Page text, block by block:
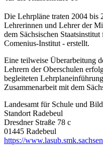
Die Lehrpläne traten 2004
Lehrerinnen und Lehrer der
dem Sächsischen
Comenius-Institut - erstellt.
Eine teilweise Überarbeitung
Lehrern der Oberschulen
begleiteten
Zusammenarbeit mit dem
Landesamt für Schule und
Standort Radebeul
Dresdner Straße 78 c
01445 Radebeul
https://